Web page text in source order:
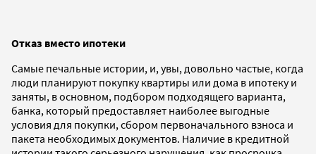
Отказ вместо ипотеки
Самые печальные истории, и, увы, довольно частые, когда
люди планируют покупку квартиры или дома в ипотеку и
заняты, в основном, подбором подходящего варианта,
банка, который предоставляет наиболее выгодные
условия для покупки, сбором первоначального взноса и
пакета необходимых документов. Наличие в кредитной